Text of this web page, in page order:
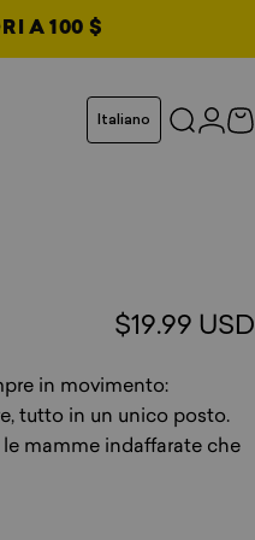
A 100 $
Italiano
Cerca
$19.99 USD
in movimento:
tutto in un unico posto.
mamme indaffarate che